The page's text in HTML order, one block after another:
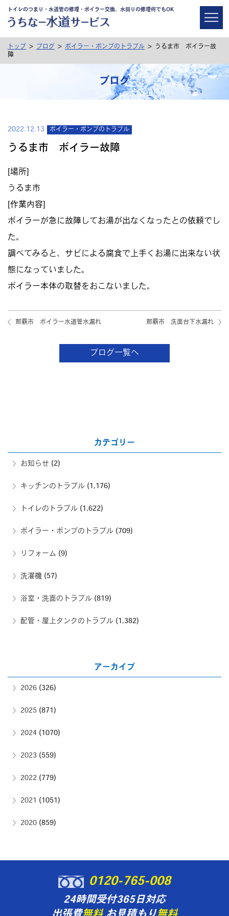
トイレのつまり・水道管の修理・ボイラー交換、水回りの修理何でもOK
トップ > ブログ > ボイラー・ポンプのトラブル >
うるま市 ボイラー故
障
ブログ
2022.12.13 ボイラー・ポンプのトラブル
うるま市 ボイラー故障
[場所]
うるま市
[作業内容]
ボイラーが急に故障してお湯が出なくなったとの依頼でし
た。
調べてみると、サビによる腐食で上手くお湯に出来ない状
態になっていました。
ボイラー本体の取替をおこないました。
那覇市 ボイラー水道管水漏れ 那覇市 洗面台下水漏れ
ブログ一覧へ
カテゴリー
お知らせ (2)
キッチンのトラブル (1,176)
トイレのトラブル (1,622)
ボイラー・ポンプのトラブル (709)
リフォーム (9)
洗濯機 (57)
浴室・洗面のトラブル (819)
配管・屋上タンクのトラブル (1,382)
アーカイブ
2026 (326)
2025 (871)
2024 (1070)
2023 (559)
2022 (779)
2021 (1051)
2020 (859)
0120-765-008
24時間受付365日対応